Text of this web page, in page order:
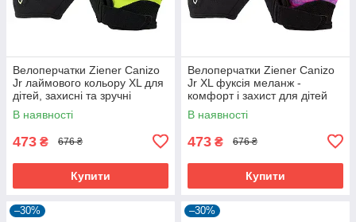
Велоперчатки Ziener Canizo
Jr лаймового кольору XL для
дітей, захисні та зручні
В наявності
473 ₴ 676 ₴
Купити
Велоперчатки Ziener Canizo
Jr XL фуксія меланж -
комфорт і захист для дітей
В наявності
473 ₴ 676 ₴
Купити
–30% –30%